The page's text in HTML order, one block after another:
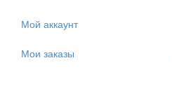
Мой аккаунт
Мои заказы